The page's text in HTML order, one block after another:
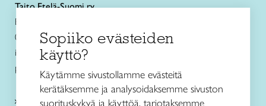
Taito Etelä-Suomi ry
Eteläesplanadi 4
00130 Helsinki
info@taitoetelasuomi.fi
p. 050 3508470
Kurssit ja leirit
Sopiiko evästeiden
käyttö?
Käytämme sivustollamme evästeitä
kerätäksemme ja analysoidaksemme sivuston
suorituskykyä ja käyttöä, tarjotaksemme